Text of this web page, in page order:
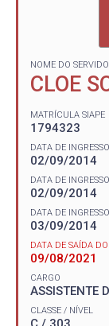
NOME DO
CLOE
MATRÍCULA SIAPE
1794323
DATA DE
02/09/2014
DATA DE
02/09/2014
DATA DE
03/09/2014
DATA DE SAÍDA
09/08/2021
CARGO
ASSISTENTE
CLASSE / NÍVEL